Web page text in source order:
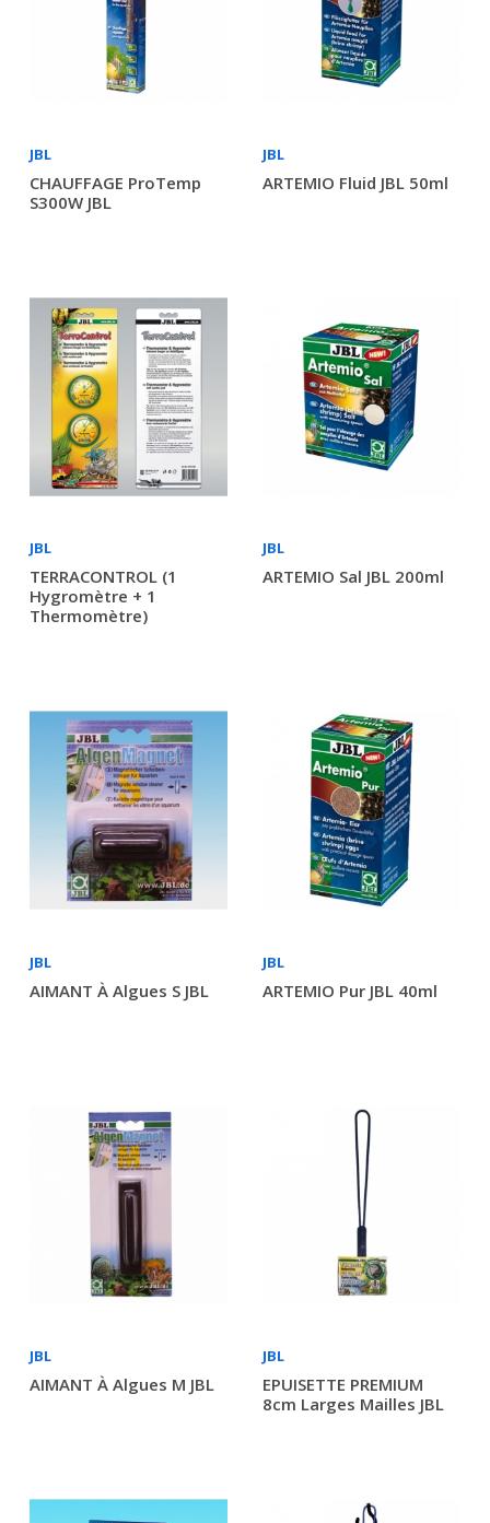
JBL
CHAUFFAGE ProTemp
S300W JBL
JBL
ARTEMIO Fluid JBL 50ml
JBL
TERRACONTROL (1
Hygromètre + 1
Thermomètre)
JBL
ARTEMIO Sal JBL 200ml
JBL
AIMANT À Algues S JBL
JBL
ARTEMIO Pur JBL 40ml
JBL
AIMANT À Algues M JBL
JBL
EPUISETTE PREMIUM
8cm Larges Mailles JBL